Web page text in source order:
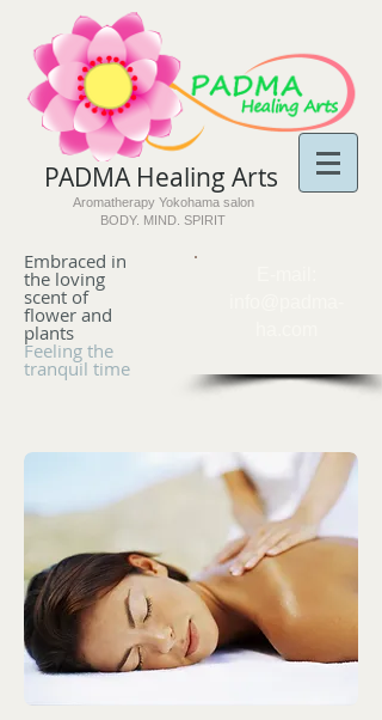
PADMA Healing Arts​
Aromatherapy Yokohama salon
BODY. MIND. SPIRIT
Embraced in
the loving
scent of
flower and
plants
Feeling the
tranquil time